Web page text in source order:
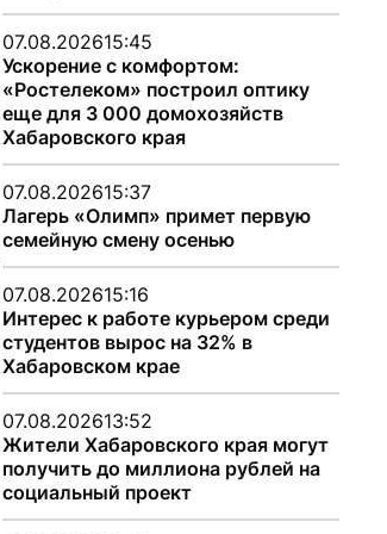
07.08.202615:45
Ускорение с комфортом:
«Ростелеком» построил оптику
еще для 3 000 домохозяйств
Хабаровского края
07.08.202615:37
Лагерь «Олимп» примет первую
семейную смену осенью
07.08.202615:16
Интерес к работе курьером среди
студентов вырос на 32% в
Хабаровском крае
07.08.202613:52
Жители Хабаровского края могут
получить до миллиона рублей на
социальный проект